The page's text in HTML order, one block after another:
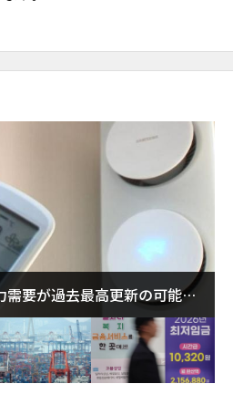
要が過去最高更新の可能性